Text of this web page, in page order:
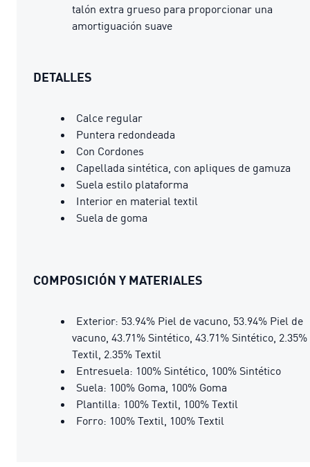
talón extra grueso para proporcionar una
amortiguación suave
DETALLES
Calce regular
Puntera redondeada
Con Cordones
Capellada sintética, con apliques de gamuza
Suela estilo plataforma
Interior en material textil
Suela de goma
COMPOSICIÓN Y MATERIALES
Exterior: 53.94% Piel de vacuno, 53.94% Piel de
vacuno, 43.71% Sintético, 43.71% Sintético, 2.35%
Textil, 2.35% Textil
Entresuela: 100% Sintético, 100% Sintético
Suela: 100% Goma, 100% Goma
Plantilla: 100% Textil, 100% Textil
Forro: 100% Textil, 100% Textil